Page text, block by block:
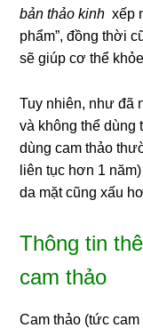
bản thảo kinh xếp
phẩm”, đồng thời
sẽ giúp cơ thể
Tuy nhiên, như đã
và không thể dùng
dùng cam thảo
liên tục hơn 1
da mặt cũng xấu
Thông tin
cam thảo
Cam thảo (tức